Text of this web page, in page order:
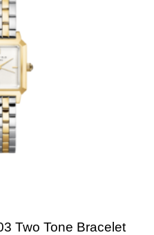
Two Tone Bracelet